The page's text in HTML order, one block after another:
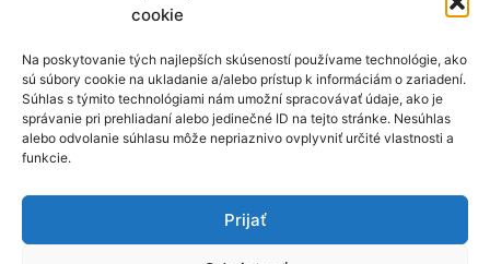
cookie
Na poskytovanie tých najlepších skúseností používame technológie, ako
sú súbory cookie na ukladanie a/alebo prístup k informáciám o zariadení.
Súhlas s týmito technológiami nám umožní spracovávať údaje, ako je
správanie pri prehliadaní alebo jedinečné ID na tejto stránke. Nesúhlas
alebo odvolanie súhlasu môže nepriaznivo ovplyvniť určité vlastnosti a
funkcie.
Prijať